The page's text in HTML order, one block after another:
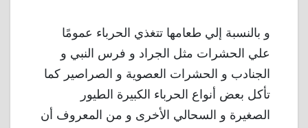
و بالنسبة إلي طعامها تتغذي الحرباء عمومًا
علي الحشرات مثل الجراد و فرس النبي و
الجنادب و الحشرات العصوية و الصراصير كما
تأكل بعض أنواع الحرباء الكبيرة الطيور
الصغيرة و السحالي الأخرى و من المعروف أن